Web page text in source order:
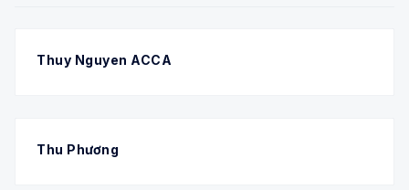
Thuy Nguyen ACCA
Thu Phương